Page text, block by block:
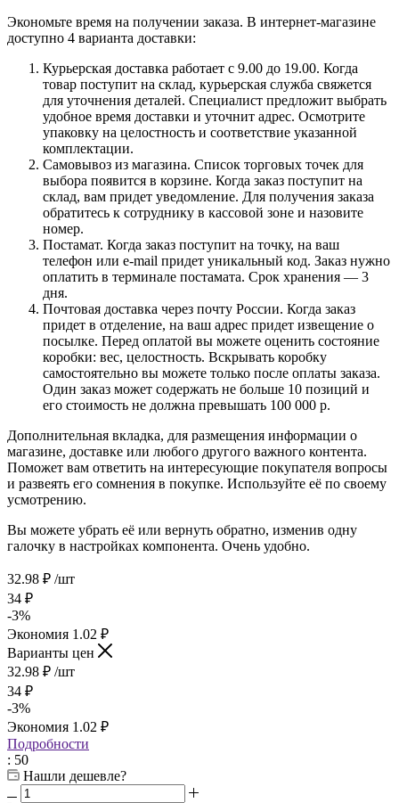
Экономьте время на получении заказа. В интернет-магазине
доступно 4 варианта доставки:
Курьерская доставка работает с 9.00 до 19.00. Когда
товар поступит на склад, курьерская служба свяжется
для уточнения деталей. Специалист предложит выбрать
удобное время доставки и уточнит адрес. Осмотрите
упаковку на целостность и соответствие указанной
комплектации.
Самовывоз из магазина. Список торговых точек для
выбора появится в корзине. Когда заказ поступит на
склад, вам придет уведомление. Для получения заказа
обратитесь к сотруднику в кассовой зоне и назовите
номер.
Постамат. Когда заказ поступит на точку, на ваш
телефон или e-mail придет уникальный код. Заказ нужно
оплатить в терминале постамата. Срок хранения — 3
дня.
Почтовая доставка через почту России. Когда заказ
придет в отделение, на ваш адрес придет извещение о
посылке. Перед оплатой вы можете оценить состояние
коробки: вес, целостность. Вскрывать коробку
самостоятельно вы можете только после оплаты заказа.
Один заказ может содержать не больше 10 позиций и
его стоимость не должна превышать 100 000 р.
Дополнительная вкладка, для размещения информации о
магазине, доставке или любого другого важного контента.
Поможет вам ответить на интересующие покупателя вопросы
и развеять его сомнения в покупке. Используйте её по своему
усмотрению.
Вы можете убрать её или вернуть обратно, изменив одну
галочку в настройках компонента. Очень удобно.
32.98 ₽ /шт
34 ₽
-3%
Экономия 1.02 ₽
Варианты цен
32.98 ₽ /шт
34 ₽
-3%
Экономия 1.02 ₽
Подробности
: 50
Нашли дешевле?